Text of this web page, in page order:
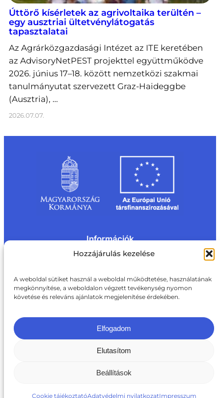
Hozzájárulás kezelése
A weboldal sütiket használ a weboldal működtetése, használatának
megkönnyítése, a weboldalon végzett tevékenység nyomon
követése és releváns ajánlatok megjelenítése érdekében.
Elfogadom
Elutasítom
Beállítások
Cookie tájékoztatóAdatvédelmi nyilatkozatImpresszum
Úttörő kísérletek az agrivoltaika terültén –
egy ausztriai ültetvénylátogatás
tapasztalatai
Az Agrárközgazdasági Intézet az ITE keretében
az AdvisoryNetPEST projekttel együttműködve
2026. június 17–18. között nemzetközi szakmai
tanulmányutat szervezett Graz-Haideggbe
(Ausztria), …
2026.07.07.
Információk
Impresszum
Rólunk
Oldaltérkép
Adatvédelmi nyilatkozat
Akadálymentesítési nyilatkozat
Cookie tájékoztató
Kapcsolat
ite@aki.gov.hu